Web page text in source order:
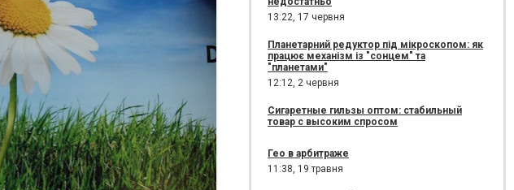
13:22, 17 червня
Планетарний редуктор під мікроскопом: як
працює механізм із "сонцем" та
"планетами"
12:12, 2 червня
Сигаретные гильзы оптом: стабильный
товар с высоким спросом
Гео в арбитраже
11:38, 19 травня